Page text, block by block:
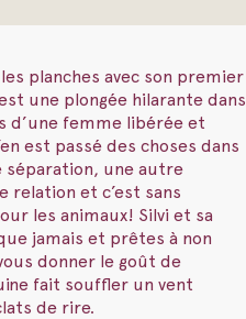
planches avec son premier
une plongée hilarante dans
d’une femme libérée et
est passé des choses dans
séparation, une autre
relation et c’est sans
les animaux! Silvi et sa
jamais et prêtes à non
donner le goût de
fait souffler un vent
de rire.